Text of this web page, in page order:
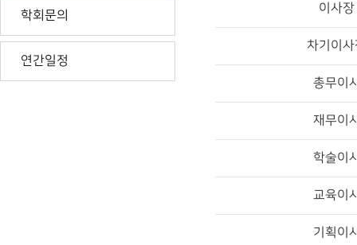
학회문의
연간일정
이사장
차기이사
총무이
재무이
학술이
교육이
기획이